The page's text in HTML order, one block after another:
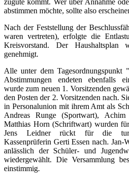
abstimmen möchte, sollte also
Nach der Feststellung der
waren vertreten), erfolgte die
Kreisvorstand. Der Haushaltsplan
genehmigt.
Alle unter dem Tagesordnungspunkt
Abstimmungen endeten ebenfalls
wurde zum neuen 1. Vorsitzenden
den Posten der 2. Vorsitzenden nach.
in Personalunion mit ihrem Amt als
Andreas Runge (Sportwart),
Matthias Horn (Schriftwart) wurden
Jens Leidner rückt für die
Kassenprüferin Gerti Essen nach.
anlässlich der Schüler- und
wiedergewählt. Die Versammlung
einstimmig.